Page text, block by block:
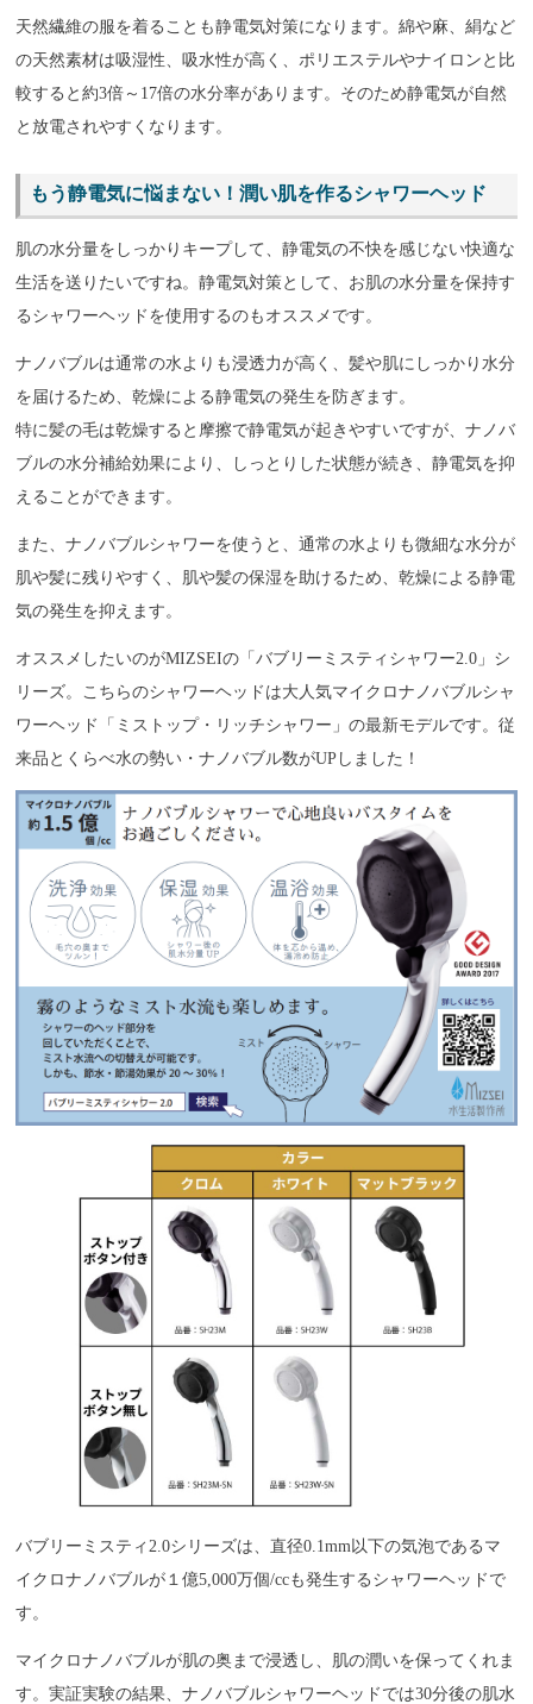
天然繊維の服を着ることも静電気対策になります。綿や麻、絹など
の天然素材は吸湿性、吸水性が高く、ポリエステルやナイロンと比
較すると約3倍～17倍の水分率があります。そのため静電気が自然
と放電されやすくなります。
もう静電気に悩まない！潤い肌を作るシャワーヘッド
肌の水分量をしっかりキープして、静電気の不快を感じない快適な
生活を送りたいですね。静電気対策として、お肌の水分量を保持す
るシャワーヘッドを使用するのもオススメです。
ナノバブルは通常の水よりも浸透力が高く、髪や肌にしっかり水分
を届けるため、乾燥による静電気の発生を防ぎます。
特に髪の毛は乾燥すると摩擦で静電気が起きやすいですが、ナノバ
ブルの水分補給効果により、しっとりした状態が続き、静電気を抑
えることができます。
また、ナノバブルシャワーを使うと、通常の水よりも微細な水分が
肌や髪に残りやすく、肌や髪の保湿を助けるため、乾燥による静電
気の発生を抑えます。
オススメしたいのがMIZSEIの「バブリーミスティシャワー2.0」シ
リーズ。こちらのシャワーヘッドは大人気マイクロナノバブルシャ
ワーヘッド「ミストップ・リッチシャワー」の最新モデルです。従
来品とくらべ水の勢い・ナノバブル数がUPしました！
バブリーミスティ2.0シリーズは、直径0.1mm以下の気泡であるマ
イクロナノバブルが１億5,000万個/ccも発生するシャワーヘッドで
す。
マイクロナノバブルが肌の奥まで浸透し、肌の潤いを保ってくれま
す。実証実験の結果、ナノバブルシャワーヘッドでは30分後の肌水